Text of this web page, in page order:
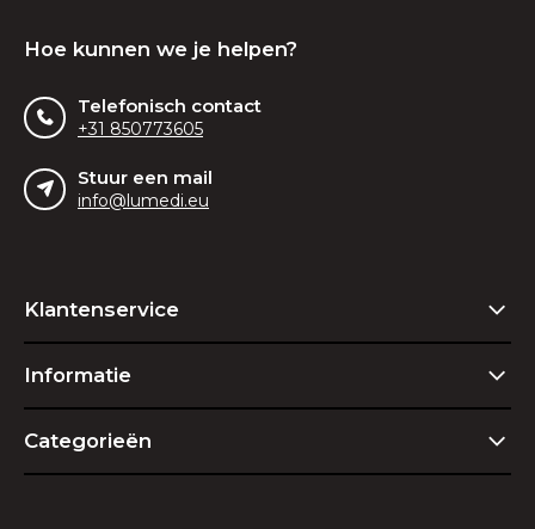
Hoe kunnen we je helpen?
Telefonisch contact
+31 850773605
Stuur een mail
info@lumedi.eu
Klantenservice
Informatie
Categorieën